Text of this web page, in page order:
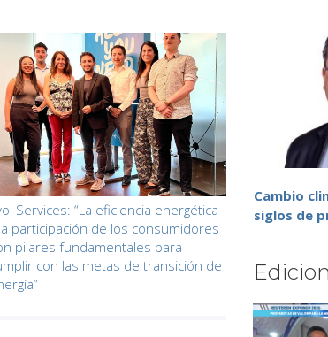
Services: “La eficiencia energética
participación de los consumidores
pilares fundamentales para
con las metas de transición de
Cambio
siglos de